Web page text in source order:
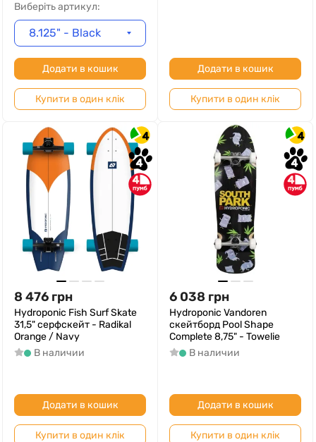
Виберіть артикул:
8.125" - Black
Додати в кошик
Купити в один клік
Додати в кошик
Купити в один клік
4
4
4
8 476 грн
Hydroponic Fish Surf Skate
31,5" серфскейт - Radikal
Orange / Navy
В наличии
Додати в кошик
Купити в один клік
4
4
4
6 038 грн
Hydroponic Vandoren
скейтборд Pool Shape
Complete 8,75" - Towelie
В наличии
Додати в кошик
Купити в один клік